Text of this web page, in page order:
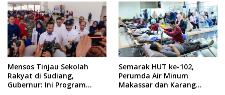
Mensos Tinjau Sekolah
Rakyat di Sudiang,
Gubernur: Ini Program
Semarak HUT ke-102,
Perumda Air Minum
Makassar dan Karang